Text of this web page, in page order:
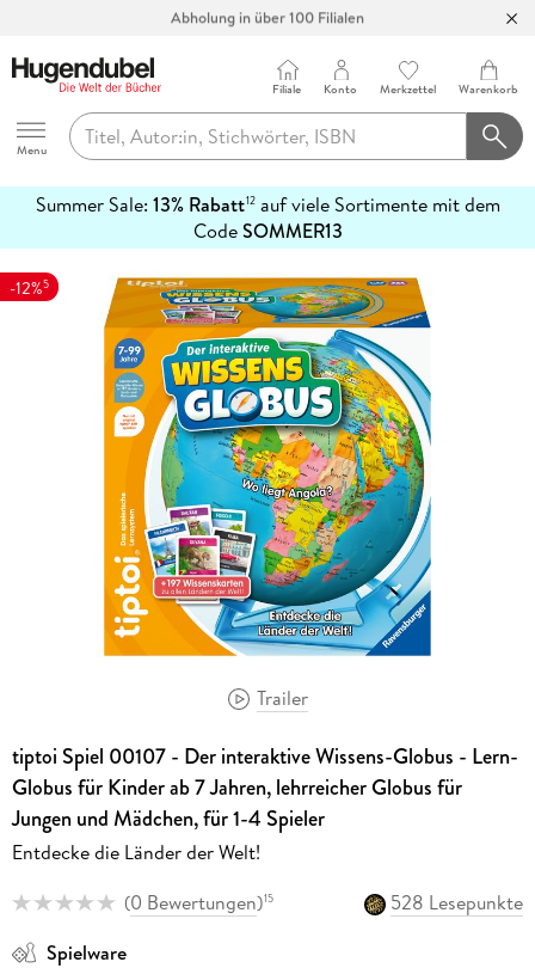
Abholung in über 100 Filialen
Hugendubel
Menu
Filiale Konto Merkzettel Warenkorb
Summer Sale: 13% Rabatt12auf viele Sortimente mit dem
CodeSOMMER13
erfahren
Trailer
-12%5
tiptoi Spiel 00107 - Der interaktive Wissens-Globus - Lern-
Globus für Kinder ab 7 Jahren, lehrreicher Globus für
Jungen und Mädchen, für 1-4 Spieler
Entdecke die Länder der Welt!
(0 Bewertungen)15
528 Lesepunkte
Spielware